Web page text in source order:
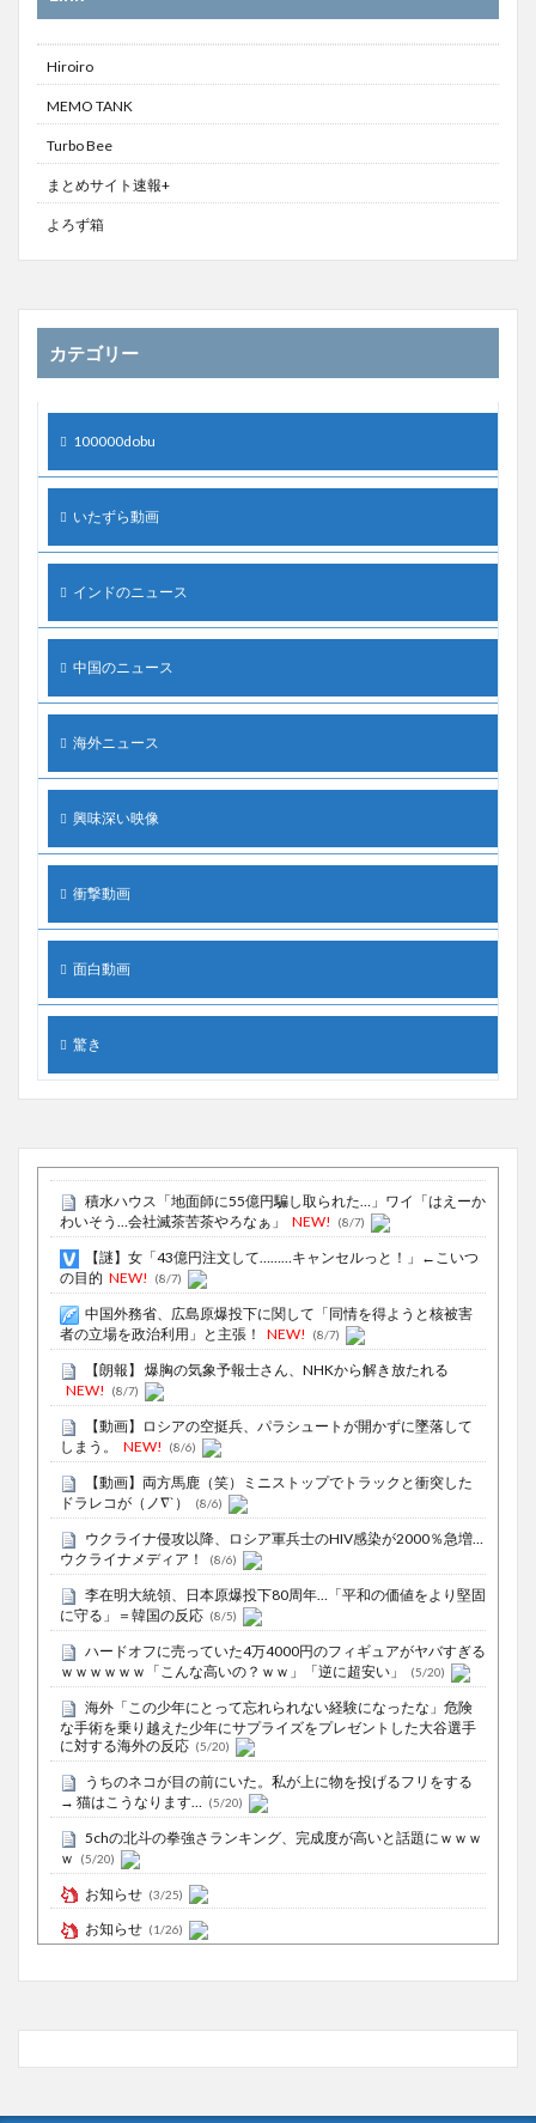
Hiroiro
MEMO TANK
Turbo Bee
まとめサイト速報+
よろず箱
カテゴリー
100000dobu
いたずら動画
インドのニュース
中国のニュース
海外ニュース
興味深い映像
衝撃動画
面白動画
驚き
積水ハウス「地面師に55億円騙し取られた…」ワイ「はえーか
わいそう…会社滅茶苦茶やろなぁ」
NEW! (8/7)
【謎】女「43億円注文して………キャンセルっと！」←こいつ
の目的 NEW! (8/7)
中国外務省、広島原爆投下に関して「同情を得ようと核被害
者の立場を政治利用」と主張！
NEW! (8/7)
【朗報】 爆胸の気象予報士さん、NHKから解き放たれる
NEW!
(8/7)
【動画】ロシアの空挺兵、パラシュートが開かずに墜落して
しまう。
NEW! (8/6)
【動画】両方馬鹿（笑）ミニストップでトラックと衝突した
ドラレコが（ノ∇`）
(8/6)
ウクライナ侵攻以降、ロシア軍兵士のHIV感染が2000％急増…
ウクライナメディア！
(8/6)
李在明大統領、日本原爆投下80周年…「平和の価値をより堅固
に守る」＝韓国の反応 (8/5)
ハードオフに売っていた4万4000円のフィギュアがヤバすぎる
ｗｗｗｗｗｗ「こんな高いの？ｗｗ」「逆に超安い」
(5/20)
海外「この少年にとって忘れられない経験になったな」危険
な手術を乗り越えた少年にサプライズをプレゼントした大谷選手
に対する海外の反応 (5/20)
うちのネコが目の前にいた。私が上に物を投げるフリをする
→ 猫はこうなります…
(5/20)
5chの北斗の拳強さランキング、完成度が高いと話題にｗｗｗ
ｗ
(5/20)
お知らせ (3/25)
お知らせ (1/26)
の捌け口にされる